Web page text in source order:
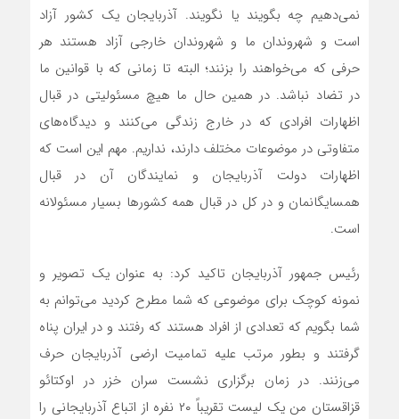
نمی‌دهیم چه بگویند یا نگویند. آذربایجان یک کشور آزاد
است و شهروندان ما و شهروندان خارجی آزاد هستند هر
حرفی که می‌خواهند را بزنند؛ البته تا زمانی که با قوانین ما
در تضاد نباشد. در همین حال ما هیچ مسئولیتی در قبال
اظهارات افرادی که در خارج زندگی می‌کنند و دیدگاه‌های
متفاوتی در موضوعات مختلف دارند، نداریم. مهم این است که
اظهارات دولت آذربایجان و نمایندگان آن در قبال
همسایگانمان و در کل در قبال همه کشورها بسیار مسئولانه
است.
رئیس جمهور آذربایجان تاکید کرد: به عنوان یک تصویر و
نمونه کوچک برای موضوعی که شما مطرح کردید می‌توانم به
شما بگویم که تعدادی از افراد هستند که رفتند و در ایران پناه
گرفتند و بطور مرتب علیه تمامیت ارضی آذربایجان حرف
می‌زنند. در زمان برگزاری نشست سران خزر در اوکتائو
قزاقستان من یک لیست تقریباً ۲۰ نفره از اتباع آذربایجانی را